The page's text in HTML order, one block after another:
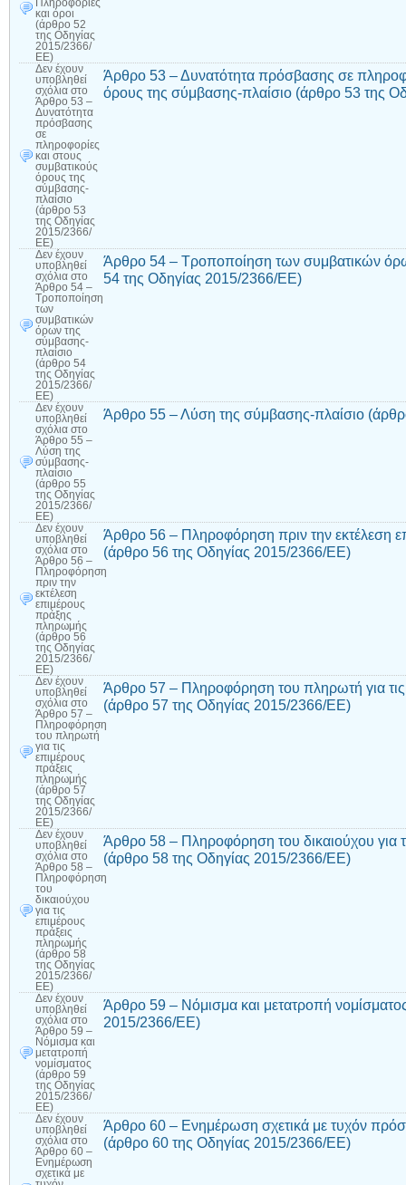
Πληροφορίες
και όροι
(άρθρο 52
της Οδηγίας
2015/2366/
ΕΕ)
Δεν έχουν
υποβληθεί
σχόλια στο
Άρθρο 53 –
Δυνατότητα
πρόσβασης
σε
πληροφορίες
και στους
συμβατικούς
όρους της
σύμβασης-
πλαίσιο
(άρθρο 53
της Οδηγίας
2015/2366/
ΕΕ)
Άρθρο 53 – Δυνατότητα πρόσβασης σε
όρους της σύμβασης-πλαίσιο (άρθρο 53 της
Δεν έχουν
υποβληθεί
σχόλια στο
Άρθρο 54 –
Τροποποίηση
των
συμβατικών
όρων της
σύμβασης-
πλαίσιο
(άρθρο 54
της Οδηγίας
2015/2366/
ΕΕ)
Άρθρο 54 – Τροποποίηση των συμβατικών
54 της Οδηγίας 2015/2366/ΕΕ)
Δεν έχουν
υποβληθεί
σχόλια στο
Άρθρο 55 –
Λύση της
σύμβασης-
πλαίσιο
(άρθρο 55
της Οδηγίας
2015/2366/
ΕΕ)
Άρθρο 55 – Λύση της σύμβασης-πλαίσιο
Δεν έχουν
υποβληθεί
σχόλια στο
Άρθρο 56 –
Πληροφόρηση
πριν την
εκτέλεση
επιμέρους
πράξης
πληρωμής
(άρθρο 56
της Οδηγίας
2015/2366/
ΕΕ)
Άρθρο 56 – Πληροφόρηση πριν την εκτέλεση
(άρθρο 56 της Οδηγίας 2015/2366/ΕΕ)
Δεν έχουν
υποβληθεί
σχόλια στο
Άρθρο 57 –
Πληροφόρηση
του πληρωτή
για τις
επιμέρους
πράξεις
πληρωμής
(άρθρο 57
της Οδηγίας
2015/2366/
ΕΕ)
Άρθρο 57 – Πληροφόρηση του πληρωτή για
(άρθρο 57 της Οδηγίας 2015/2366/ΕΕ)
Δεν έχουν
υποβληθεί
σχόλια στο
Άρθρο 58 –
Πληροφόρηση
του
δικαιούχου
για τις
επιμέρους
πράξεις
πληρωμής
(άρθρο 58
της Οδηγίας
2015/2366/
ΕΕ)
Άρθρο 58 – Πληροφόρηση του δικαιούχου για
(άρθρο 58 της Οδηγίας 2015/2366/ΕΕ)
Δεν έχουν
υποβληθεί
σχόλια στο
Άρθρο 59 –
Νόμισμα και
μετατροπή
νομίσματος
(άρθρο 59
της Οδηγίας
2015/2366/
ΕΕ)
Άρθρο 59 – Νόμισμα και μετατροπή
2015/2366/ΕΕ)
Δεν έχουν
υποβληθεί
σχόλια στο
Άρθρο 60 –
Ενημέρωση
σχετικά με
Άρθρο 60 – Ενημέρωση σχετικά με τυχόν
(άρθρο 60 της Οδηγίας 2015/2366/ΕΕ)